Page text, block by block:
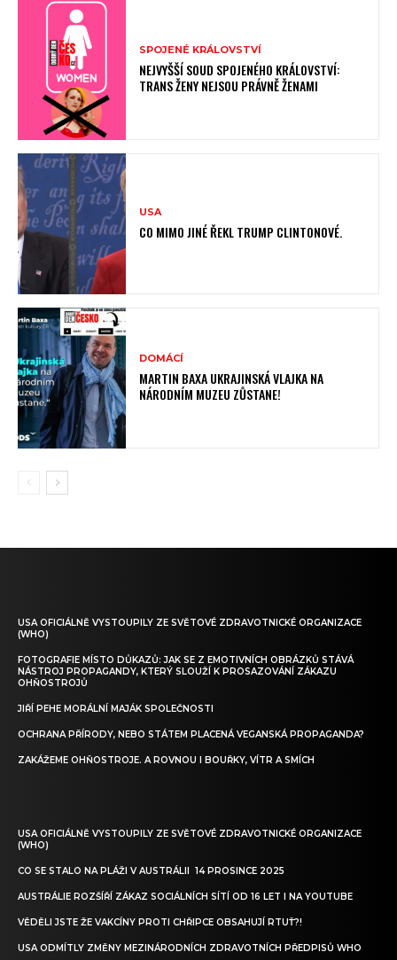
SPOJENÉ KRÁLOVSTVÍ
NEJVYŠŠÍ SOUD SPOJENÉHO KRÁLOVSTVÍ:
TRANS ŽENY NEJSOU PRÁVNĚ ŽENAMI
USA
CO MIMO JINÉ ŘEKL TRUMP CLINTONOVÉ.
DOMÁCÍ
MARTIN BAXA UKRAJINSKÁ VLAJKA NA
NÁRODNÍM MUZEU ZŮSTANE!
USA OFICIÁLNĚ VYSTOUPILY ZE SVĚTOVÉ ZDRAVOTNICKÉ ORGANIZACE
(WHO)
FOTOGRAFIE MÍSTO DŮKAZŮ: JAK SE Z EMOTIVNÍCH OBRÁZKŮ STÁVÁ
NÁSTROJ PROPAGANDY, KTERÝ SLOUŽÍ K PROSAZOVÁNÍ ZÁKAZU
OHŇOSTROJŮ
JIŘÍ PEHE MORÁLNÍ MAJÁK SPOLEČNOSTI
OCHRANA PŘÍRODY, NEBO STÁTEM PLACENÁ VEGANSKÁ PROPAGANDA?
ZAKÁŽEME OHŇOSTROJE. A ROVNOU I BOUŘKY, VÍTR A SMÍCH
USA OFICIÁLNĚ VYSTOUPILY ZE SVĚTOVÉ ZDRAVOTNICKÉ ORGANIZACE
(WHO)
CO SE STALO NA PLÁŽI V AUSTRÁLII 14 PROSINCE 2025
AUSTRÁLIE ROZŠÍŘÍ ZÁKAZ SOCIÁLNÍCH SÍTÍ OD 16 LET I NA YOUTUBE
VĚDĚLI JSTE ŽE VAKCÍNY PROTI CHŘIPCE OBSAHUJÍ RTUŤ?!
USA ODMÍTLY ZMĚNY MEZINÁRODNÍCH ZDRAVOTNÍCH PŘEDPISŮ WHO